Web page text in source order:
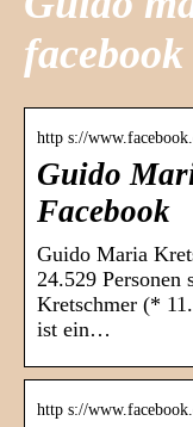
facebook
http s://
Guido
Facebook
Guido Maria
24.529 Personen
Kretschmer (*
ist ein…
http s://